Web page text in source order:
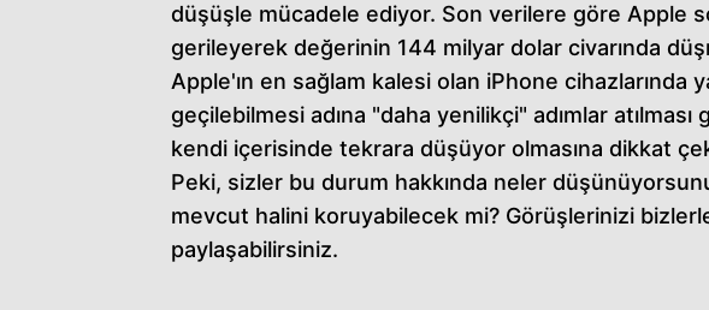
düşüşle mücadele ediyor. Son verilere göre Apple
gerileyerek değerinin 144 milyar dolar civarında
Apple'ın en sağlam kalesi olan iPhone cihazlarında
geçilebilmesi adına "daha yenilikçi" adımlar
kendi içerisinde tekrara düşüyor olmasına dikkat
Peki, sizler bu durum hakkında neler
mevcut halini koruyabilecek mi? Görüşlerinizi
paylaşabilirsiniz.